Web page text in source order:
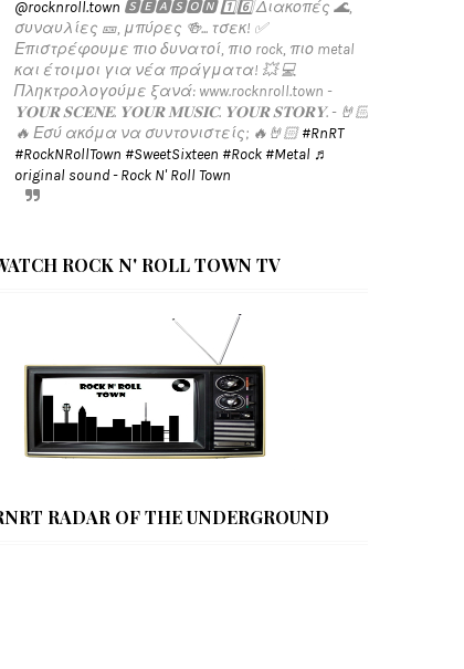
@rocknroll.town 🆂🅴🅰🆂🅾🅽 1️⃣6️⃣ Διακοπές 🌊,
συναυλίες 🎫, μπύρες 🍻... τσεκ! ✅️
Επιστρέφουμε πιο δυνατοί, πιο rock, πιο metal
και έτοιμοι για νέα πράγματα! 💥 💻
Πληκτρολογούμε ξανά: www.rocknroll.town -
𝐘𝐎𝐔𝐑 𝐒𝐂𝐄𝐍𝐄. 𝐘𝐎𝐔𝐑 𝐌𝐔𝐒𝐈𝐂. 𝐘𝐎𝐔𝐑 𝐒𝐓𝐎𝐑𝐘. - 🤘🏻
🔥 Εσύ ακόμα να συντονιστείς; 🔥🤘🏻#RnRT
#RockNRollTown #SweetSixteen #Rock #Metal ♬
original sound - Rock N' Roll Town
ROCK N' ROLL TOWN TV
RADAR OF THE UNDERGROUND